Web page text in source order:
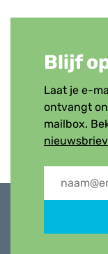
Blijf
Laat je e-
ontvangt
mailbox.